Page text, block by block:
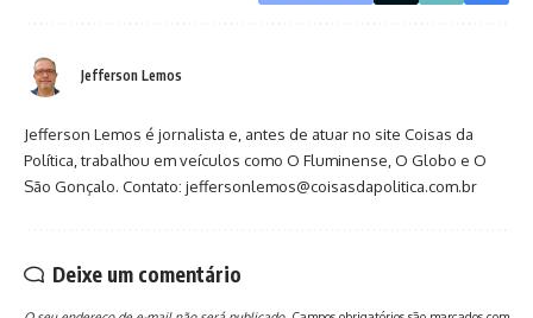
Jefferson Lemos
Jefferson Lemos é jornalista e, antes de atuar no site Coisas da
Política, trabalhou em veículos como O Fluminense, O Globo e O
São Gonçalo. Contato: jeffersonlemos@coisasdapolitica.com.br
Deixe um comentário